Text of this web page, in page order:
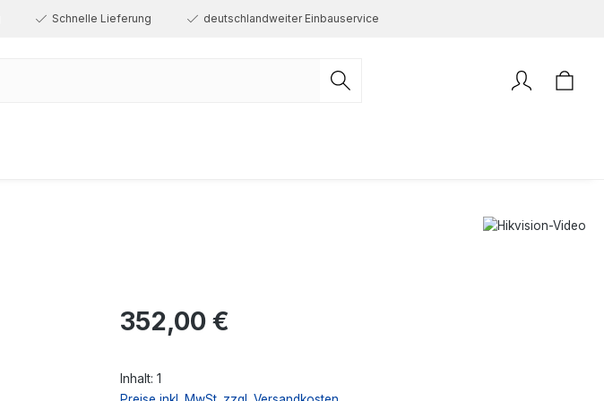
Schnelle Lieferung deutschlandweiter Einbauservice
Regulärer Preis:
352,00 €
Inhalt: 1